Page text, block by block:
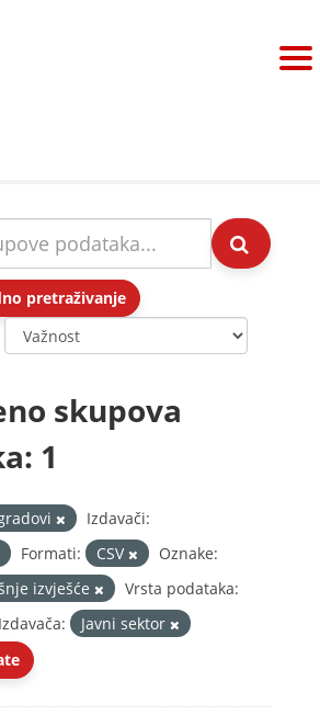
pretraživanje
skupova
1
Izdavači:
Formati: CSV
Oznake:
izvješće
Vrsta podataka:
Javni sektor